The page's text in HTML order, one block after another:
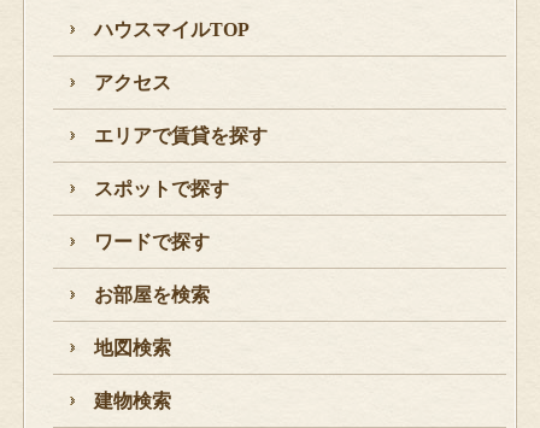
ハウスマイルTOP
アクセス
エリアで賃貸を探す
スポットで探す
ワードで探す
お部屋を検索
地図検索
建物検索